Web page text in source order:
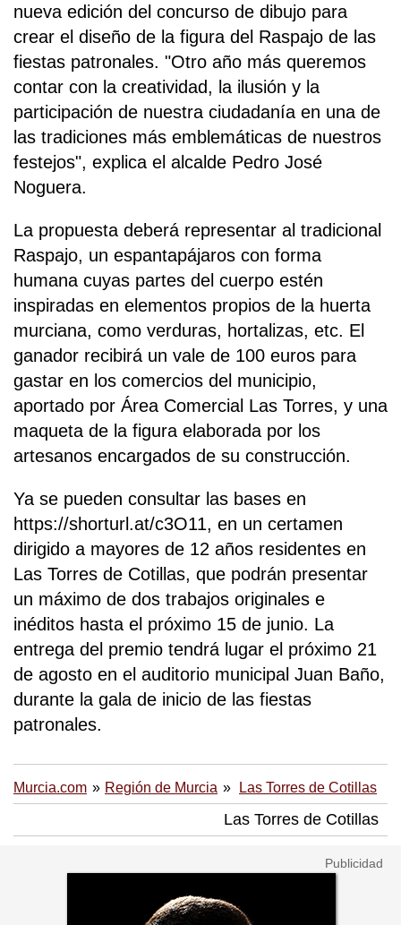
nueva edición del concurso de dibujo para
crear el diseño de la figura del Raspajo de las
fiestas patronales. "Otro año más queremos
contar con la creatividad, la ilusión y la
participación de nuestra ciudadanía en una de
las tradiciones más emblemáticas de nuestros
festejos", explica el alcalde Pedro José
Noguera.
La propuesta deberá representar al tradicional
Raspajo, un espantapájaros con forma
humana cuyas partes del cuerpo estén
inspiradas en elementos propios de la huerta
murciana, como verduras, hortalizas, etc. El
ganador recibirá un vale de 100 euros para
gastar en los comercios del municipio,
aportado por Área Comercial Las Torres, y una
maqueta de la figura elaborada por los
artesanos encargados de su construcción.
Ya se pueden consultar las bases en
https://shorturl.at/c3O11, en un certamen
dirigido a mayores de 12 años residentes en
Las Torres de Cotillas, que podrán presentar
un máximo de dos trabajos originales e
inéditos hasta el próximo 15 de junio. La
entrega del premio tendrá lugar el próximo 21
de agosto en el auditorio municipal Juan Baño,
durante la gala de inicio de las fiestas
patronales.
Murcia.com Región de Murcia Las Torres de Cotillas
Las Torres de Cotillas